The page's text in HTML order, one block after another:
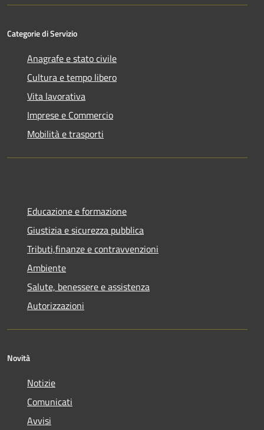
Categorie di Servizio
Anagrafe e stato civile
Cultura e tempo libero
Vita lavorativa
Imprese e Commercio
Mobilità e trasporti
Educazione e formazione
Giustizia e sicurezza pubblica
Tributi,finanze e contravvenzioni
Ambiente
Salute, benessere e assistenza
Autorizzazioni
Novità
Notizie
Comunicati
Avvisi